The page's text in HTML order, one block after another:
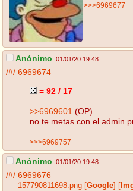
>>>6969677
Anónimo 01/01/20 19:48
/#/ 6969674
= 92 / 17
>>6969601 (OP)
no te metas con el admin
>>>6969757
Anónimo 01/01/20 19:48
/#/ 6969676
157790811698.png Google